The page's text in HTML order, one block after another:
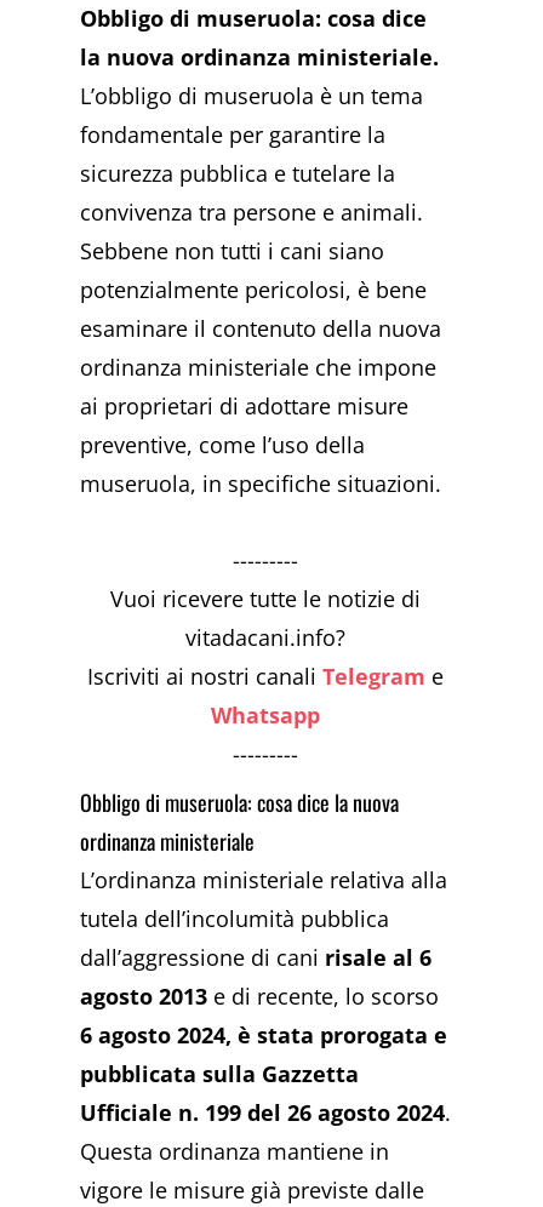
Obbligo di museruola: cosa dice
la nuova ordinanza ministeriale.
L’obbligo di museruola è un tema
fondamentale per garantire la
sicurezza pubblica e tutelare la
convivenza tra persone e animali.
Sebbene non tutti i cani siano
potenzialmente pericolosi, è bene
esaminare il contenuto della nuova
ordinanza ministeriale che impone
ai proprietari di adottare misure
preventive, come l’uso della
museruola, in specifiche situazioni.
---------
Vuoi ricevere tutte le notizie di
vitadacani.info?
Iscriviti ai nostri canaliTelegram e
Whatsapp
---------
Obbligo di museruola: cosa dice la nuova
ordinanza ministeriale
L’ordinanza ministeriale relativa alla
tutela dell’incolumità pubblica
dall’aggressione di cani risale al 6
agosto 2013 e di recente, lo scorso
6 agosto 2024, è stata prorogata e
pubblicata sulla Gazzetta
Ufficiale n. 199 del 26 agosto 2024.
Questa ordinanza mantiene in
vigore le misure già previste dalle